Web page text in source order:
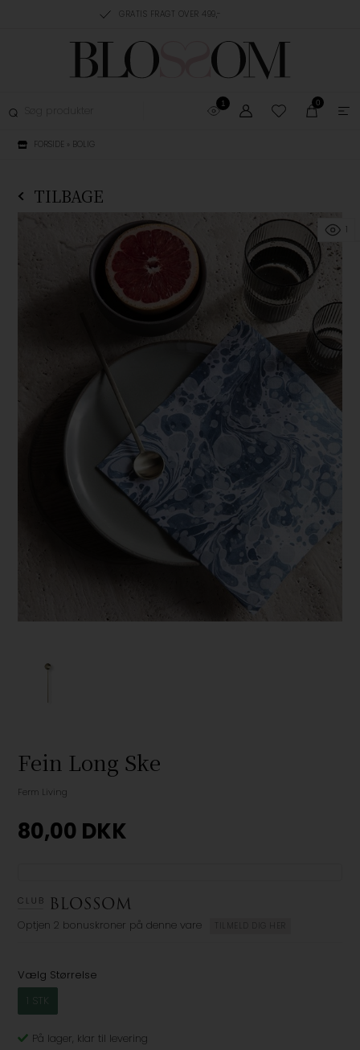
GRATIS FRAGT OVER 499,-
1 0
FORSIDE » BOLIG
TILBAGE
Fein Long Ske
Ferm Living
80,00 DKK
Optjen 2 bonuskroner på denne vare TILMELD DIG HER
Vælg Størrelse
1 STK
På lager, klar til levering
1